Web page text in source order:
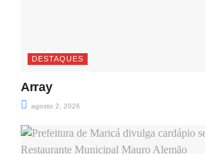
DESTAQUES
Array
agosto 2, 2026